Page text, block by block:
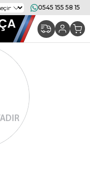
0545 155 58 15